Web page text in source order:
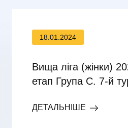
18.01.2024
Вища ліга (жінки)
етап Група С. 7-й
ДЕТАЛЬНІШЕ